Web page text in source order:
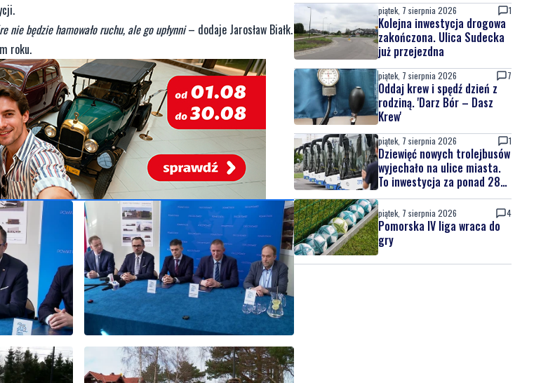
nie będzie hamowało ruchu, ale go upłynni– dodaje Jarosław Białk.
roku.
piątek, 7 sierpnia 2026 1
Kolejna inwestycja drogowa
zakończona. Ulica Sudecka
już przejezdna
piątek, 7 sierpnia 2026 7
Oddaj krew i spędź dzień z
rodziną. 'Darz Bór – Dasz
Krew'
piątek, 7 sierpnia 2026 1
Dziewięć nowych trolejbusów
wyjechało na ulice miasta.
To inwestycja za ponad 28
mln zł
piątek, 7 sierpnia 2026 4
Pomorska IV liga wraca do
gry